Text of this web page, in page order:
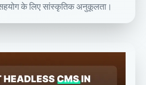
के लिए सांस्कृतिक अनुकूलता।